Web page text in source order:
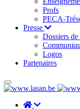
Profs
PECA-
Presse
Dossiers de
Logos
Partenaires